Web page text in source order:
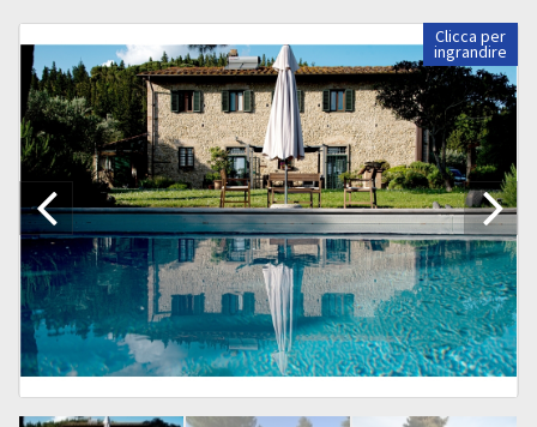
Clicca per
ingrandire